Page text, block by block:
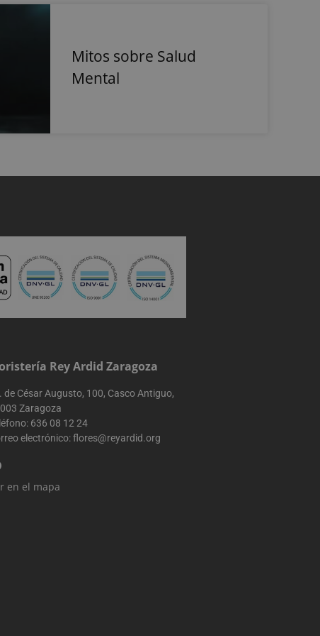
Mitos sobre Salud
Mental
Rey Ardid Zaragoza
de César Augusto, 100, Casco Antiguo,
Zaragoza
636 08 12 24
electrónico:flores@reyardid.org
en el mapa
la visita actual
incluye detalles
del
de las
de los
y
del usuario.
los usuarios y la
web para
del usuario para
publicitarias y
del usuario
ayudando a
web.